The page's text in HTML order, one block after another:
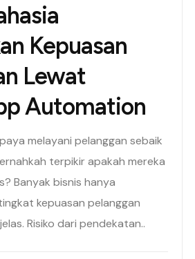
Kepuasan
Lewat
Automation
melayani pelanggan sebaik
terpikir apakah mereka
Banyak bisnis hanya
kepuasan pelanggan
Risiko dari pendekatan..